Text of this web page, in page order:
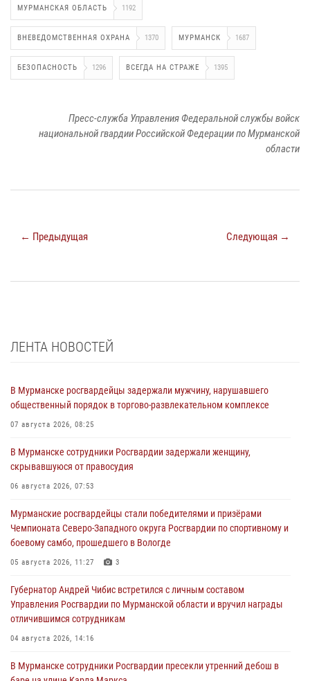
МУРМАНСКАЯ ОБЛАСТЬ 1192
ВНЕВЕДОМСТВЕННАЯ ОХРАНА 1370 МУРМАНСК 1687
БЕЗОПАСНОСТЬ 1296 ВСЕГДА НА СТРАЖЕ 1395
Пресс-служба Управления Федеральной службы войск
национальной гвардии Российской Федерации по Мурманской
области
← Предыдущая Следующая →
ЛЕНТА НОВОСТЕЙ
В Мурманске росгвардейцы задержали мужчину, нарушавшего
общественный порядок в торгово-развлекательном комплексе
07 августа 2026, 08:25
В Мурманске сотрудники Росгвардии задержали женщину,
скрывавшуюся от правосудия
06 августа 2026, 07:53
Мурманские росгвардейцы стали победителями и призёрами
Чемпионата Северо-Западного округа Росгвардии по спортивному и
боевому самбо, прошедшего в Вологде
05 августа 2026, 11:27 3
Губернатор Андрей Чибис встретился с личным составом
Управления Росгвардии по Мурманской области и вручил награды
отличившимся сотрудникам
04 августа 2026, 14:16
В Мурманске сотрудники Росгвардии пресекли утренний дебош в